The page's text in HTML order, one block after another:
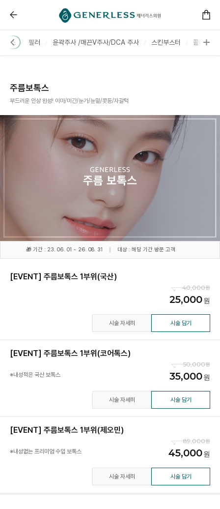
보톡스 :: 제너리스의원 천호점 │천호피부과│강동구피부과
톡스 필러 윤곽주사 /매끈V주사/DCA 주사 스킨부스터 콜라겐부
주름보톡스
부드러운 인상 완성! 이마/미간/눈가/눈밑/콧등/자갈턱
🎁 기간 : 23. 06. 01 ~ 26. 08. 31 대상 : 해당 기간 방문 고객
[EVENT] 주름보톡스 1부위(국산)
40,000
25,000
시술 자세히 시술 담기
[EVENT] 주름보톡스 1부위(코어톡스)
※내성적은 국산 보톡스
50,000
35,000
시술 자세히 시술 담기
[EVENT] 주름보톡스 1부위(제오민)
※내성없는 프리미엄 수입 보톡스
89,000
45,000
시술 자세히 시술 담기